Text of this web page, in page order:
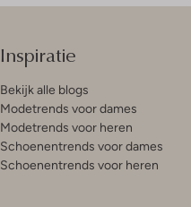
Inspiratie
Bekijk alle blogs
Modetrends voor dames
Modetrends voor heren
Schoenentrends voor dames
Schoenentrends voor heren